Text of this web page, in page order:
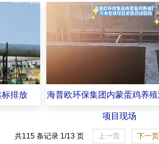
排放 海普欧环保集团内蒙蛋鸡养
项目现场
共115 条记录 1/13 页 上一页 下一页